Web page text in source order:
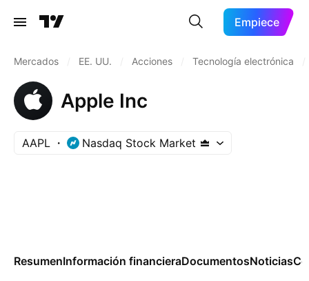
Empiece
Mercados EE. UU. Acciones Tecnología electrónica
Apple Inc
AAPL Nasdaq Stock Market
ResumenInformación financieraDocumentosNoticias